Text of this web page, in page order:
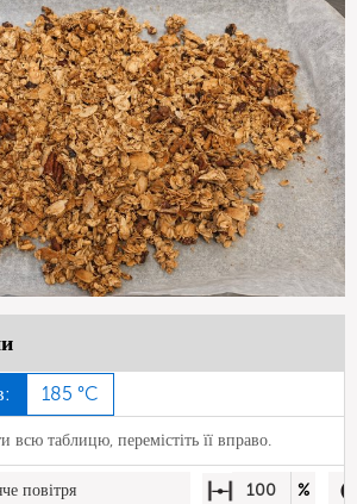
185 °C
всю таблицю, перемістіть її вправо.
повітря 100 %